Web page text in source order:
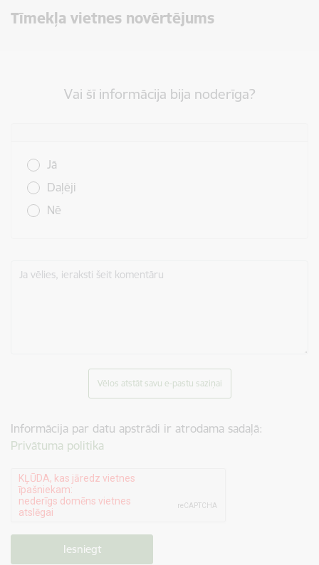
Tīmekļa vietnes novērtējums
Vai šī informācija bija noderīga?
Jā
Daļēji
Nē
Ja vēlies, ieraksti šeit komentāru
Vēlos atstāt savu e-pastu saziņai
Informācija par datu apstrādi ir atrodama sadaļā:
Privātuma politika